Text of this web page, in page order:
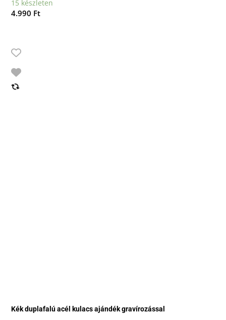
15 készleten
4.990 Ft
Kék duplafalú acél kulacs ajándék gravírozással